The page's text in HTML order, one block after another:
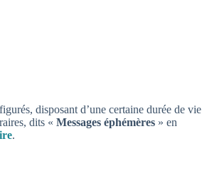
disposant d’une certaine durée de vie
dits « Messages éphémères » en
.